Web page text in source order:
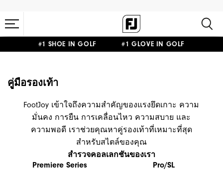
#1 SHOE IN GOLF #1 GLOVE IN GOLF
คูู่มือรองเท้า
FootJoy เข้าใจถึงความสำคัญของแรงยึดเกาะ ความ
มั่นคง การยืน การเคลื่อนไหว ความสบาย และ
ความพอดี เราช่วยคุณหาคู่รองเท้าที่เหมาะที่สุด
สำหรับสไตล์ของคุณ
สำรวจคอลเลกชันของเรา
Premiere Series
Pro/SL